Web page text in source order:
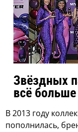
Звёздных
всё больше
В 2013 году
пополнилась,